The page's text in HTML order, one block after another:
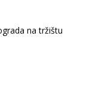
na tržištu